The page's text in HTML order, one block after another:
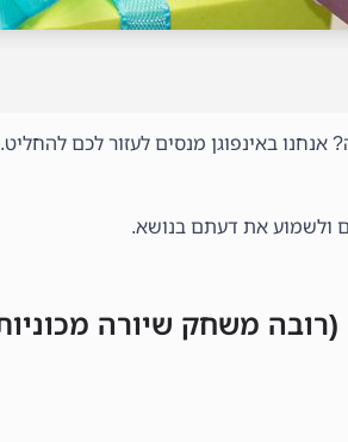
באינפוגן מנסים לעזור לכם להחליט.
ולשמוע את דעתם בנושא.